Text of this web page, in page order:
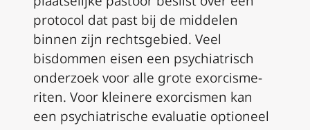
protocol dat past bij de middelen
binnen zijn rechtsgebied. Veel
bisdommen eisen een psychiatrisch
onderzoek voor alle grote exorcisme-
riten. Voor kleinere exorcismen kan
een psychiatrische evaluatie optioneel